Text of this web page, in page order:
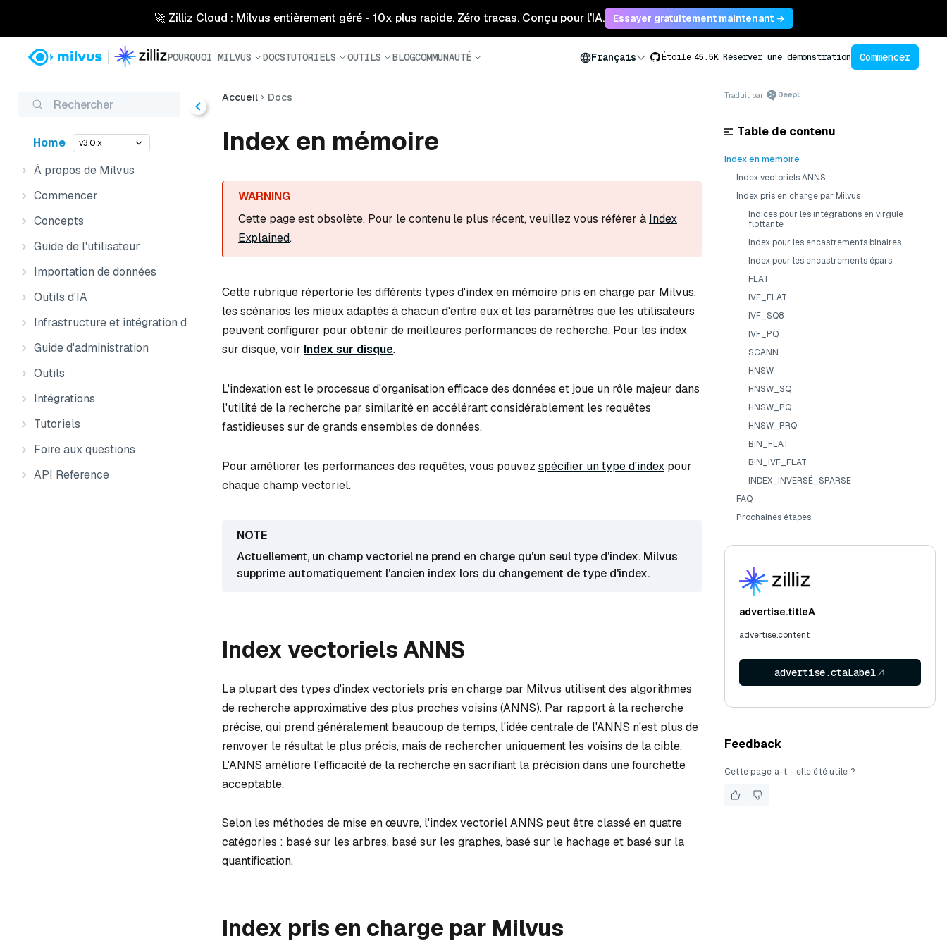
🚀 Zilliz Cloud : Milvus entièrement géré - 10x plus rapide. Zéro tracas. Conçu pour l'IA. Essayer gratuitement maintenant →
POURQUOI MILVUS DOCSTUTORIELS OUTILS BLOGCOMMUNAUTÉ Français Étoile 45.5K Réserver une démonstration Commencer
Rechercher
Home v3.0.x
À propos de Milvus
Commencer
Concepts
Guide de l'utilisateur
Importation de données
Outils d'IA
Infrastructure et intégration des données
Guide d'administration
Outils
Intégrations
Tutoriels
Foire aux questions
API Reference
Accueil Docs
Index en mémoire
Cette page est obsolète. Pour le contenu le plus récent, veuillez vous référer à Index
Explained.
Cette rubrique répertorie les différents types d'index en mémoire pris en charge par Milvus,
les scénarios les mieux adaptés à chacun d'entre eux et les paramètres que les utilisateurs
peuvent configurer pour obtenir de meilleures performances de recherche. Pour les index
sur disque, voir Index sur disque.
L'indexation est le processus d'organisation efficace des données et joue un rôle majeur dans
l'utilité de la recherche par similarité en accélérant considérablement les requêtes
fastidieuses sur de grands ensembles de données.
Pour améliorer les performances des requêtes, vous pouvez spécifier un type d'index pour
chaque champ vectoriel.
Actuellement, un champ vectoriel ne prend en charge qu'un seul type d'index. Milvus
supprime automatiquement l'ancien index lors du changement de type d'index.
Index vectoriels ANNS
La plupart des types d'index vectoriels pris en charge par Milvus utilisent des algorithmes
de recherche approximative des plus proches voisins (ANNS). Par rapport à la recherche
précise, qui prend généralement beaucoup de temps, l'idée centrale de l'ANNS n'est plus de
renvoyer le résultat le plus précis, mais de rechercher uniquement les voisins de la cible.
L'ANNS améliore l'efficacité de la recherche en sacrifiant la précision dans une fourchette
acceptable.
Selon les méthodes de mise en œuvre, l'index vectoriel ANNS peut être classé en quatre
catégories : basé sur les arbres, basé sur les graphes, basé sur le hachage et basé sur la
quantification.
Index pris en charge par Milvus
Traduit par
Table de contenu
Index en mémoire
Index vectoriels ANNS
Index pris en charge par Milvus
Indices pour les intégrations en virgule
flottante
Index pour les encastrements binaires
Index pour les encastrements épars
FLAT
IVF_FLAT
IVF_SQ8
IVF_PQ
SCANN
HNSW
HNSW_SQ
HNSW_PQ
HNSW_PRQ
BIN_FLAT
BIN_IVF_FLAT
INDEX_INVERSÉ_SPARSE
FAQ
Prochaines étapes
advertise.titleA
advertise.content
advertise.ctaLabel
Feedback
Cette page a-t - elle été utile ?